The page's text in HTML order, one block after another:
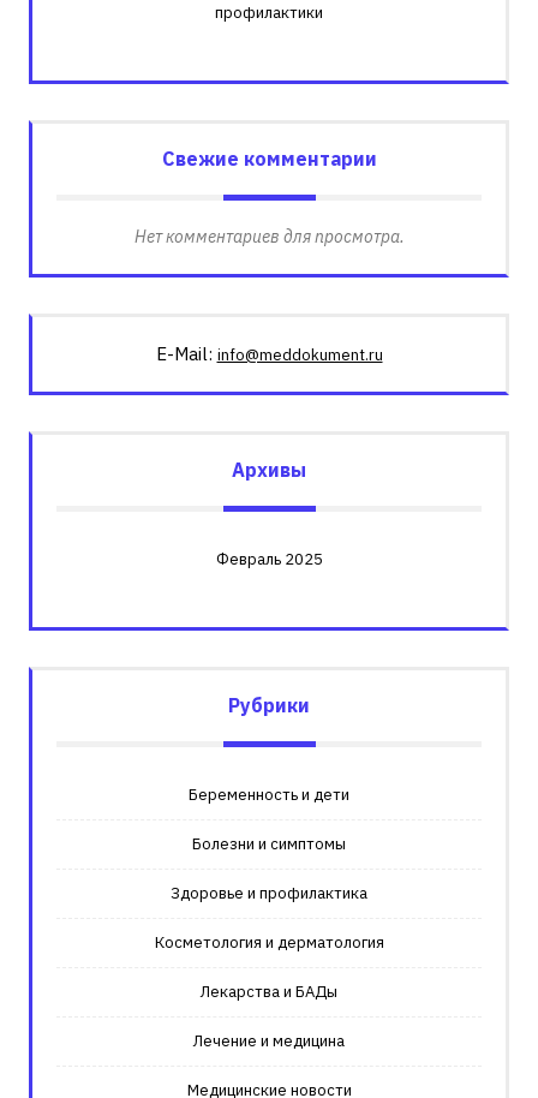
профилактики
Свежие комментарии
Нет комментариев для просмотра.
E-Mail: info@meddokument.ru
Архивы
Февраль 2025
Рубрики
Беременность и дети
Болезни и симптомы
Здоровье и профилактика
Косметология и дерматология
Лекарства и БАДы
Лечение и медицина
Медицинские новости